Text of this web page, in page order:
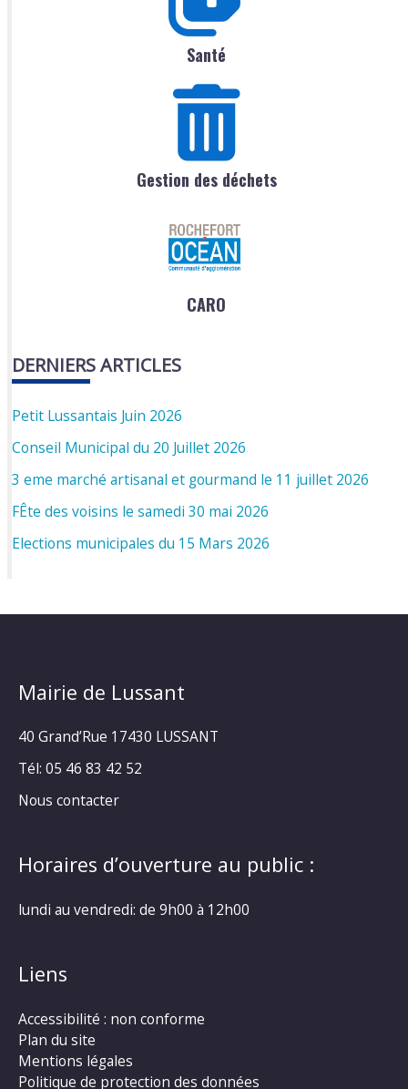
Santé
Gestion des déchets
CARO
DERNIERS ARTICLES
Petit Lussantais Juin 2026
Conseil Municipal du 20 Juillet 2026
3 eme marché artisanal et gourmand le 11 juillet 2026
FÊte des voisins le samedi 30 mai 2026
Elections municipales du 15 Mars 2026
Mairie de Lussant
40 Grand’Rue 17430 LUSSANT
Tél: 05 46 83 42 52
Nous contacter
Horaires d’ouverture au public :
lundi au vendredi: de 9h00 à 12h00
Liens
Accessibilité : non conforme
Plan du site
Mentions légales
Politique de protection des données